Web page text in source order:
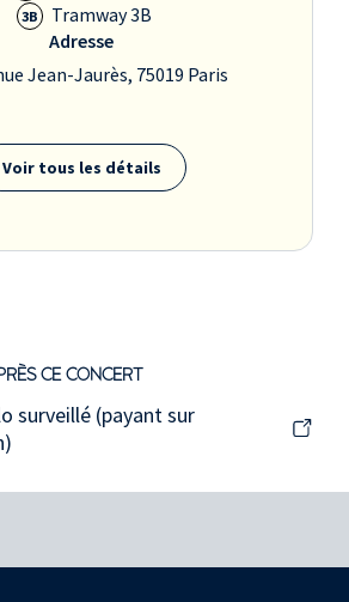
3B
Tramway 3B
Adresse
Jean-Jaurès, 75019 Paris
Voir tous les détails
CE CONCERT
surveillé (payant sur